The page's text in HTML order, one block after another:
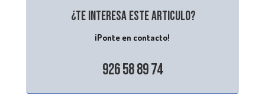
¿Te interesa este articulo?
¡Ponte en contacto!
926 58 89 74